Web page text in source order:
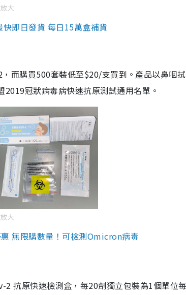
大
即日發貨 每日15萬盒補貨
而購買500套裝低至$20/支買到。產品以鼻咽
冠狀病毒病快速抗原測試通用名單。
大
無限購數量！可檢測Omicron病毒
抗原快速檢測盒，每20劑獨立包裝為1個單位